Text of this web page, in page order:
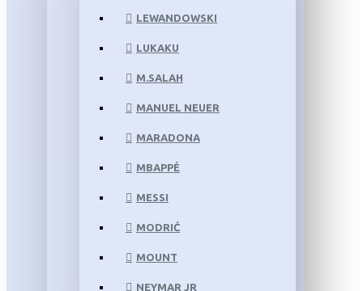
LEWANDOWSKI
LUKAKU
M.SALAH
MANUEL NEUER
MARADONA
MBAPPÉ
MESSI
MODRIĆ
MOUNT
NEYMAR JR